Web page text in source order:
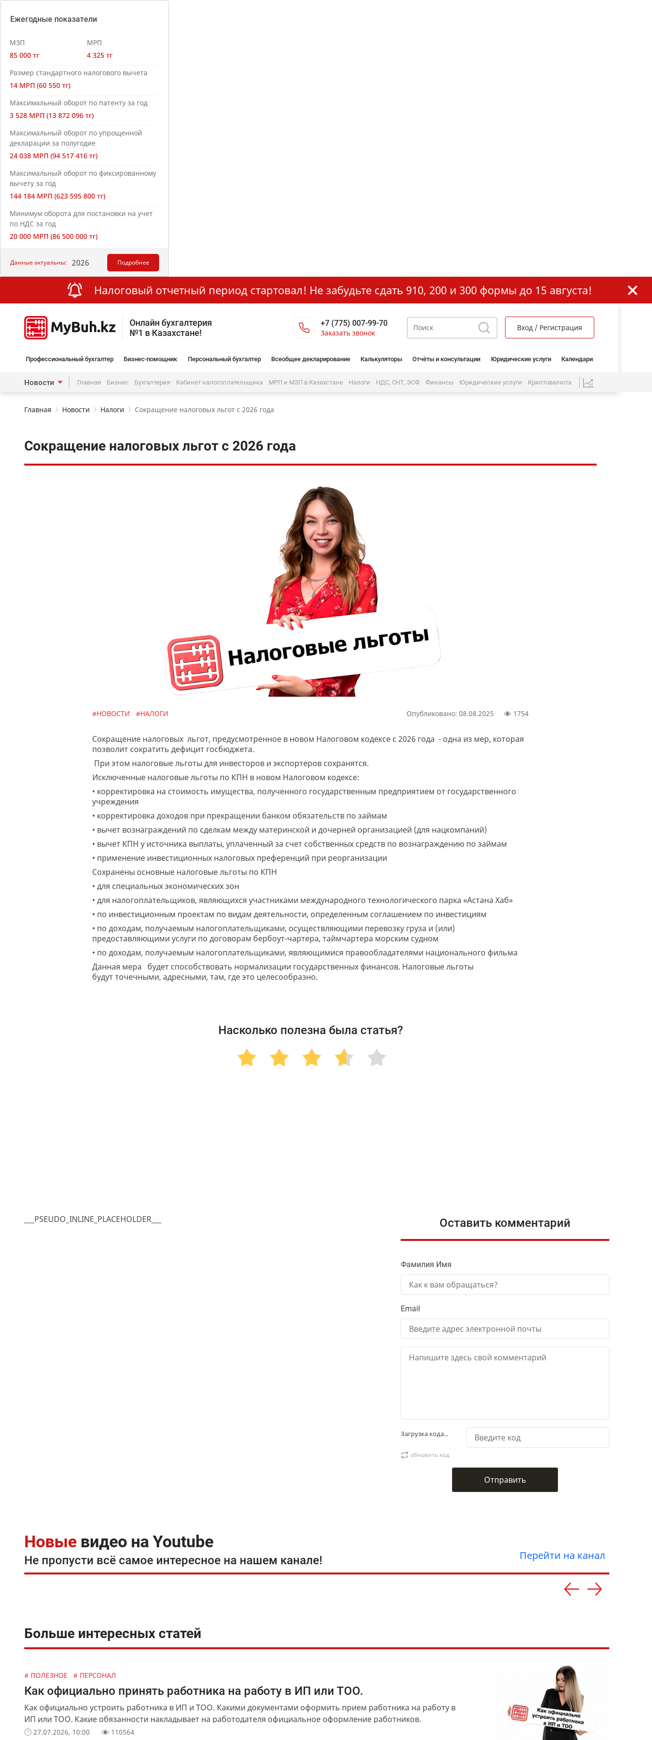
Ежегодные показатели
МЗП
85 000 тг
МРП
4 325 тг
Размер стандартного налогового вычета
14 МРП (60 550 тг)
Максимальный оборот по патенту за год
3 528 МРП (13 872 096 тг)
Максимальный оборот по упрощенной
декларации за полугодие
24 038 МРП (94 517 416 тг)
Максимальный оборот по фиксированному
вычету за год
144 184 МРП (623 595 800 тг)
Минимум оборота для постановки на учет
по НДС за год
20 000 МРП (86 500 000 тг)
Данные актуальны: 2026 Подробнее
Налоговый отчетный период стартовал! Не забудьте сдать 910, 200 и 300 формы до 15 августа!
Онлайн бухгалтерия
№1 в Казахстане!
+7 (775) 007-99-70
Заказать звонок
Вход / Регистрация
Профессиональный бухгалтер Бизнес-помощник Персональный бухгалтер Всеобщее декларирование Калькуляторы Отчёты и консультации Юридические услуги Календари
Новости Главная Бизнес Бухгалтерия Кабинет налогоплательщика МРП и МЗП в Казахстане Налоги НДС, СНТ, ЭСФ Финансы Юридические услуги Криптовалюта
Главная Новости Налоги Сокращение налоговых льгот с 2026 года
Сокращение налоговых льгот с 2026 года
#НОВОСТИ #НАЛОГИ Опубликовано: 08.08.2025 1754
Сокращение налоговых льгот, предусмотренное в новом Налоговом кодексе с 2026 года - одна из мер, которая
позволит сократить дефицит госбюджета.
При этом налоговые льготы для инвесторов и экспортеров сохранятся.
Исключенные налоговые льготы по КПН в новом Налоговом кодексе:
• корректировка на стоимость имущества, полученного государственным предприятием от государственного
учреждения
• корректировка доходов при прекращении банком обязательств по займам
• вычет вознаграждений по сделкам между материнской и дочерней организацией (для нацкомпаний)
• вычет КПН у источника выплаты, уплаченный за счет собственных средств по вознаграждению по займам
• применение инвестиционных налоговых преференций при реорганизации
Сохранены основные налоговые льготы по КПН
• для специальных экономических зон
• для налогоплательщиков, являющихся участниками международного технологического парка «Астана Хаб»
• по инвестиционным проектам по видам деятельности, определенным соглашением по инвестициям
• по доходам, получаемым налогоплательщиками, осуществляющими перевозку груза и (или)
предоставляющими услуги по договорам бербоут-чартера, таймчартера морским судном
• по доходам, получаемым налогоплательщиками, являющимися правообладателями национального фильма
Данная мера будет способствовать нормализации государственных финансов. Налоговые льготы
будут точечными, адресными, там, где это целесообразно.
Насколько полезна была статья?
___PSEUDO_INLINE_PLACEHOLDER___ Оставить комментарий
Фамилия Имя
Email
Загрузка кода...
обновить код
Новые видео на Youtube
Не пропусти всё самое интересное на нашем канале! Перейти на канал
Больше интересных статей
# ПОЛЕЗНОЕ # ПЕРСОНАЛ
Как официально принять работника на работу в ИП или ТОО.
Как официально устроить работника в ИП и ТОО. Какими документами оформить прием работника на работу в
ИП или ТОО. Какие обязанности накладывает на работодателя официальное оформление работников.
27.07.2026, 10:00 110564